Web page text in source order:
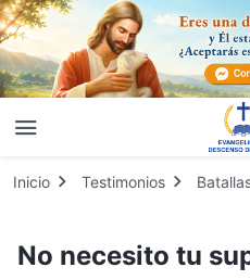
Inicio Testimonios
No necesito tu